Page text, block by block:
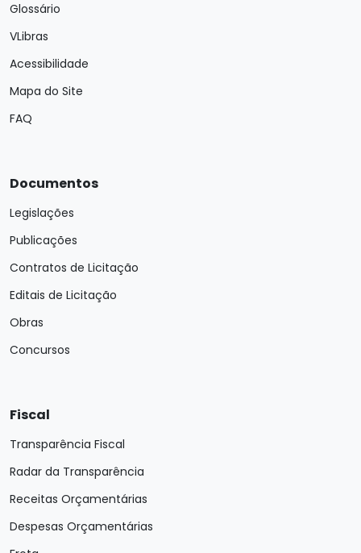
Glossário
VLibras
Acessibilidade
Mapa do Site
FAQ
Documentos
Legislações
Publicações
Contratos de Licitação
Editais de Licitação
Obras
Concursos
Fiscal
Transparência Fiscal
Radar da Transparência
Receitas Orçamentárias
Despesas Orçamentárias